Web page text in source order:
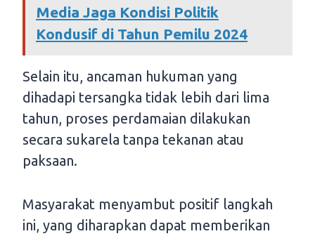
Media Jaga Kondisi Politik
Kondusif di Tahun Pemilu 2024
Selain itu, ancaman hukuman yang
dihadapi tersangka tidak lebih dari lima
tahun, proses perdamaian dilakukan
secara sukarela tanpa tekanan atau
paksaan.
Masyarakat menyambut positif langkah
ini, yang diharapkan dapat memberikan